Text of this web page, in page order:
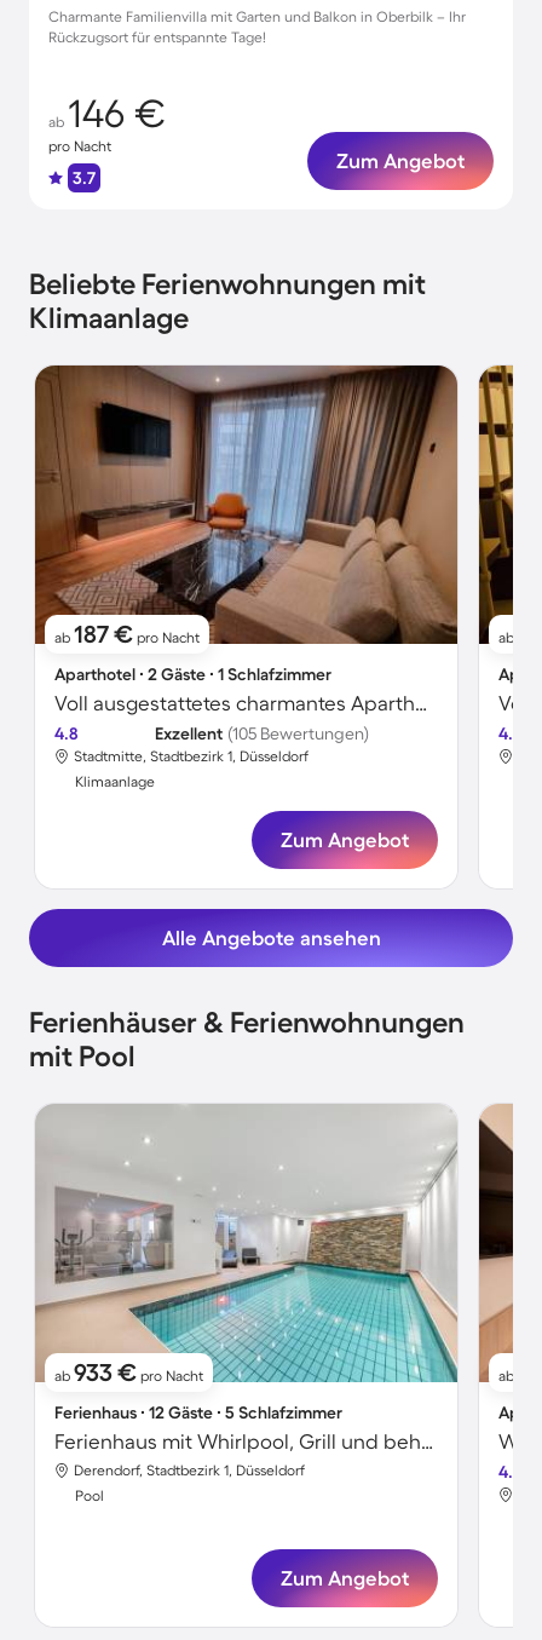
Charmante Familienvilla mit Garten und Balkon in Oberbilk – Ihr
Rückzugsort für entspannte Tage!
ab 146 €
pro Nacht
3.7
Zum Angebot
Beliebte Ferienwohnungen mit
Klimaanlage
ab 187 € pro Nacht
Aparthotel ∙ 2 Gäste ∙ 1 Schlafzimmer
Voll ausgestattetes charmantes Aparthotel | Kö-Bogen-Nähe | Ideal für Homeoffice | Haustierfreundlich
4.8 Exzellent (105 Bewertungen)
Stadtmitte, Stadtbezirk 1, Düsseldorf
Klimaanlage
Zum Angebot
ab
4.7
Alle Angebote ansehen
Ferienhäuser & Ferienwohnungen
mit Pool
ab 933 € pro Nacht
Ferienhaus ∙ 12 Gäste ∙ 5 Schlafzimmer
Ferienhaus mit Whirlpool, Grill und beheiztem Pool | Ideal für Homeoffice
Derendorf, Stadtbezirk 1, Düsseldorf
Pool
Zum Angebot
ab
4.6